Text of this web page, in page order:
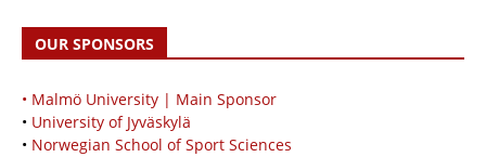
OUR SPONSORS
• Malmö University | Main Sponsor
• University of Jyväskylä
• Norwegian School of Sport Sciences